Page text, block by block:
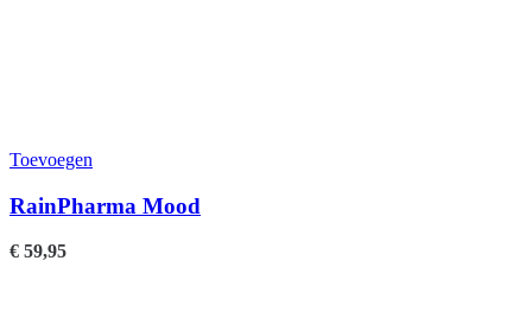
Toevoegen
RainPharma Mood
€ 59,95